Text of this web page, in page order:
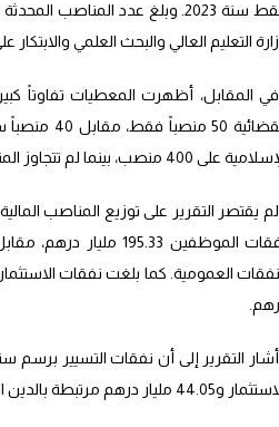
التعليم العالي والبحث العلمي والابتكار على
المقابل، أظهرت المعطيات تفاوتاً
400 منصب، بينما لم تتجاوز المناصب المحدثة بوزارة التربية الوطنية والتعليم الأولي والرياضة 374 منصباً.
و44.05 مليار درهم مرتبطة بالدين العمومي.